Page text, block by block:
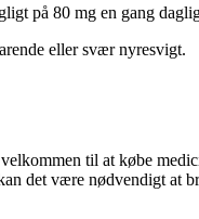
på 80 mg en gang
eller svær nyresvigt.
til at købe
det være nødvendigt at